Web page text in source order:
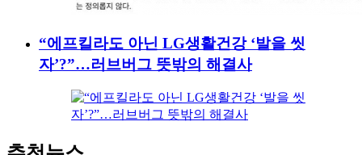
“에프킬라도 아닌 LG생활건강 ‘발을 씻
자’?”…러브버그 뜻밖의 해결사